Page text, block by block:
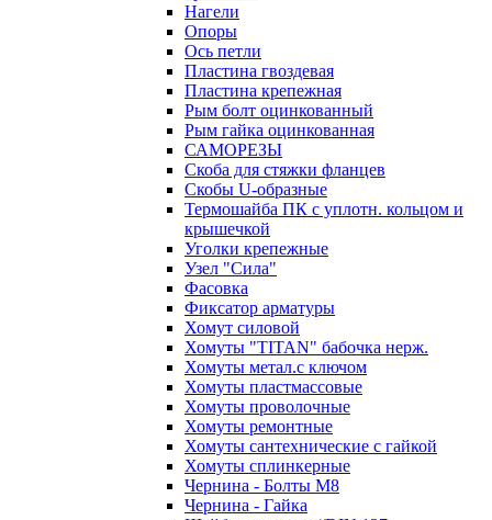
Нагели
Опоры
Ось петли
Пластина гвоздевая
Пластина крепежная
Рым болт оцинкованный
Рым гайка оцинкованная
САМОРЕЗЫ
Скоба для стяжки фланцев
Скобы U-образные
Термошайба ПК с уплотн. кольцом и
крышечкой
Уголки крепежные
Узел "Сила"
Фасовка
Фиксатор арматуры
Хомут силовой
Хомуты "TITAN" бабочка нерж.
Хомуты метал.с ключом
Хомуты пластмассовые
Хомуты проволочные
Хомуты ремонтные
Хомуты сантехнические с гайкой
Хомуты сплинкерные
Чернина - Болты М8
Чернина - Гайка